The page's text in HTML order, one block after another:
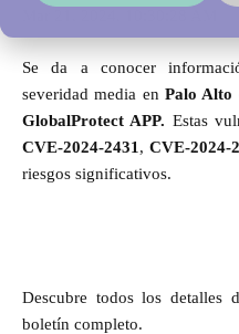
Se da a conocer
severidad media en Palo Alto
GlobalProtect APP. Estas
CVE-2024-2431 , CVE-2024-
riesgos significativos.
Descubre todos los detalles
boletín completo.